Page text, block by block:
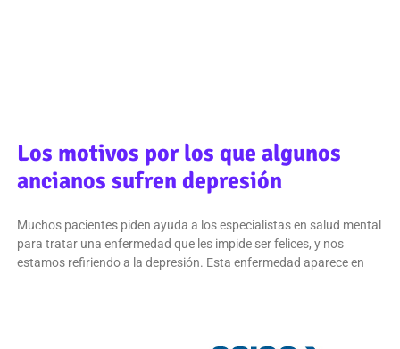
Los motivos por los que algunos
ancianos sufren depresión
Muchos pacientes piden ayuda a los especialistas en salud mental
para tratar una enfermedad que les impide ser felices, y nos
estamos refiriendo a la depresión. Esta enfermedad aparece en